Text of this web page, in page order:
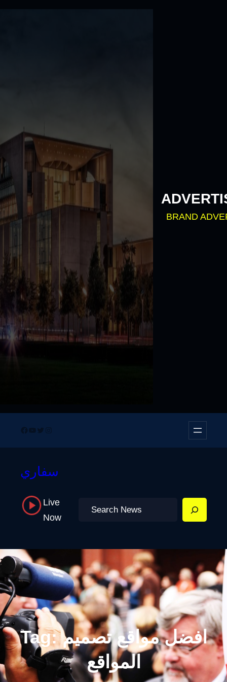
BRAND
Facebook
YouTube
TwitterInstagram
سفاري
Live
Now
Search
Tag:افضل مواقع تصميم
المواقع